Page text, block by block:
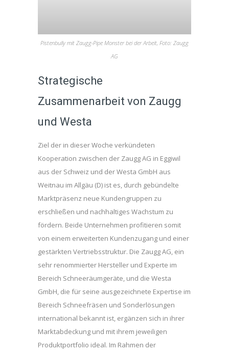
Pistenbully mit Zaugg-Pipe Monster bei der Arbeit, Foto: Zaugg
AG
Strategische
Zusammenarbeit von Zaugg
und Westa
Ziel der in dieser Woche verkündeten
Kooperation zwischen der Zaugg AG in Eggiwil
aus der Schweiz und der Westa GmbH aus
Weitnau im Allgäu (D) ist es, durch gebündelte
Marktpräsenz neue Kundengruppen zu
erschließen und nachhaltiges Wachstum zu
fördern. Beide Unternehmen profitieren somit
von einem erweiterten Kundenzugang und einer
gestärkten Vertriebsstruktur. Die Zaugg AG, ein
sehr renommierter Hersteller und Experte im
Bereich Schneeräumgeräte, und die Westa
GmbH, die für seine ausgezeichnete Expertise im
Bereich Schneefräsen und Sonderlösungen
international bekannt ist, ergänzen sich in ihrer
Marktabdeckung und mit ihrem jeweiligen
Produktportfolio ideal. Im Rahmen der